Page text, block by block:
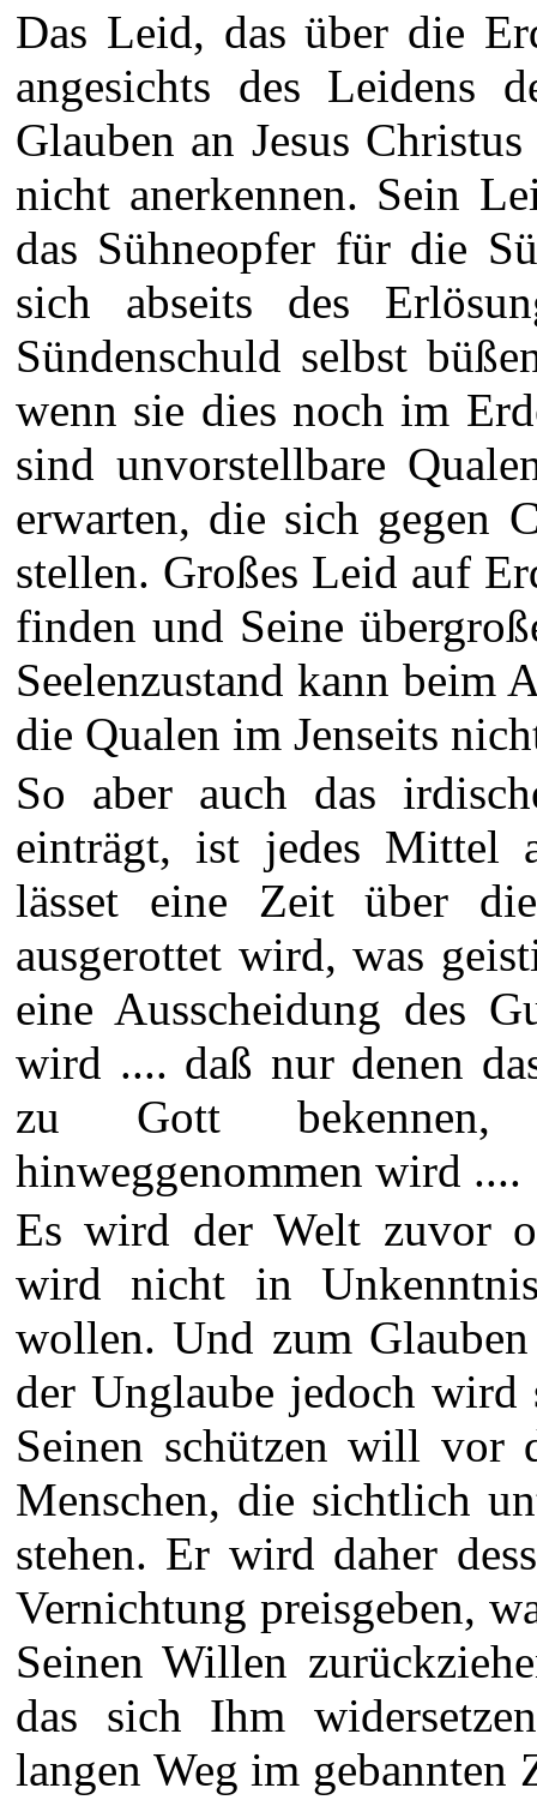
Das Leid, das über die
angesichts des Leidens
Glauben an Jesus
nicht anerkennen. Sein
das Sühneopfer für die
sich abseits des
Sündenschuld selbst
wenn sie dies noch im
sind unvorstellbare
erwarten, die sich gegen
stellen. Großes Leid auf
finden und Seine
Seelenzustand kann beim
die Qualen im Jenseits
So aber auch das
einträgt, ist jedes Mittel
lässet eine Zeit über
ausgerottet wird, was
eine Ausscheidung des
wird .... daß nur denen
zu Gott bekennen,
hinweggenommen wird ....
Es wird der Welt zuvor
wird nicht in
wollen. Und zum
der Unglaube jedoch
Seinen schützen will vor
Menschen, die sichtlich
stehen. Er wird daher
Vernichtung preisgeben,
Seinen Willen
das sich Ihm
langen Weg im gebannten